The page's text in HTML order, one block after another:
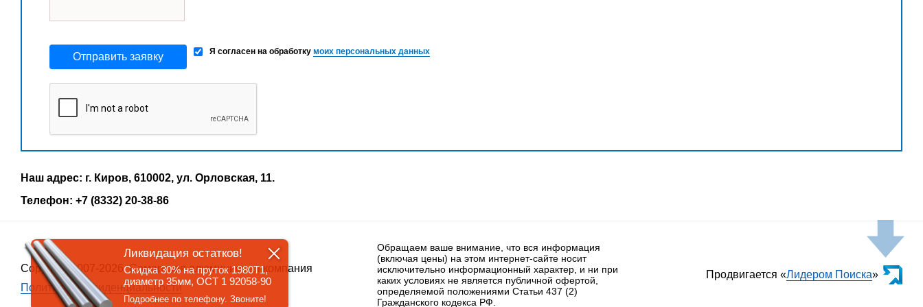
Отправить заявку Я согласен на обработку моих персональных данных
Наш адрес: г. Киров, 610002, ул. Орловская, 11.
Телефон: +7 (8332) 20-38-86
Copyrigth 2007-2026, Самарская алюминиевая компания
Политика конфиденциальности
Обращаем ваше внимание, что вся информация
(включая цены) на этом интернет-сайте носит
исключительно информационный характер, и ни при
каких условиях не является публичной офертой,
определяемой положениями Статьи 437 (2)
Гражданского кодекса РФ.
Продвигается «Лидером Поиска»
Ликвидация остатков!
Скидка 30% на пруток 1980Т1,
диаметр 35мм, ОСТ 1 92058-90
Подробнее по телефону. Звоните!